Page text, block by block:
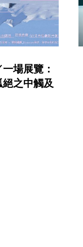
場展覽：
絕之中觸及